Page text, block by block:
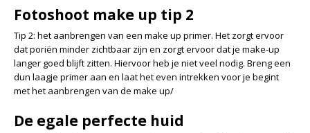
Fotoshoot make up tip 2
Tip 2: het aanbrengen van een make up primer. Het zorgt ervoor
dat poriën minder zichtbaar zijn en zorgt ervoor dat je make-up
langer goed blijft zitten. Hiervoor heb je niet veel nodig. Breng een
dun laagje primer aan en laat het even intrekken voor je begint
met het aanbrengen van de make up/
De egale perfecte huid